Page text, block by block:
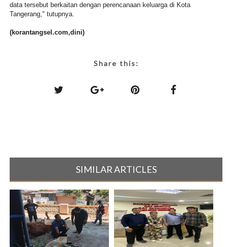
data tersebut berkaitan dengan perencanaan keluarga di Kota
Tangerang," tutupnya.
(korantangsel.com,dini)
Share this:
SIMILAR ARTICLES